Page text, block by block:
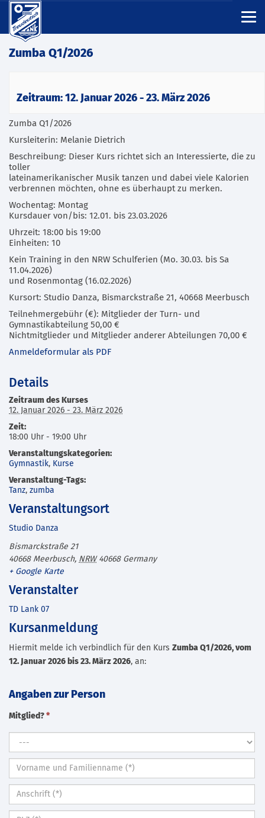
Zumba Q1/2026
Zeitraum: 12. Januar 2026 - 23. März 2026
Zumba Q1/2026
Kursleiterin: Melanie Dietrich
Beschreibung: Dieser Kurs richtet sich an Interessierte, die zu
toller
lateinamerikanischer Musik tanzen und dabei viele Kalorien
verbrennen möchten, ohne es überhaupt zu merken.
Wochentag: Montag
Kursdauer von/bis: 12.01. bis 23.03.2026
Uhrzeit: 18:00 bis 19:00
Einheiten: 10
Kein Training in den NRW Schulferien (Mo. 30.03. bis Sa
11.04.2026)
und Rosenmontag (16.02.2026)
Kursort: Studio Danza, Bismarckstraße 21, 40668 Meerbusch
Teilnehmergebühr (€): Mitglieder der Turn- und
Gymnastikabteilung 50,00 €
Nichtmitglieder und Mitglieder anderer Abteilungen 70,00 €
Anmeldeformular als PDF
Details
Zeitraum des Kurses
12. Januar 2026 - 23. März 2026
Zeit:
18:00 Uhr - 19:00 Uhr
Veranstaltungskategorien:
Gymnastik, Kurse
Veranstaltung-Tags:
Tanz, zumba
Veranstaltungsort
Studio Danza
Bismarckstraße 21
40668 Meerbusch, NRW 40668 Germany
+ Google Karte
Veranstalter
TD Lank 07
Kursanmeldung
Hiermit melde ich verbindlich für den Kurs Zumba Q1/2026, vom
12. Januar 2026 bis 23. März 2026, an:
Angaben zur Person
Mitglied? *